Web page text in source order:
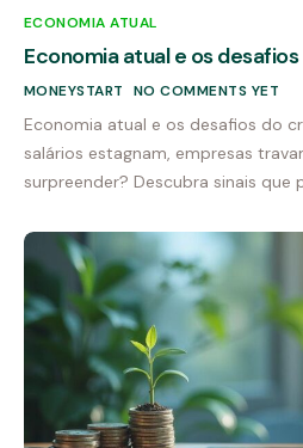
ECONOMIA ATUAL
Economia atual e os
MONEYSTART NO COMMENTS YET
Economia atual e os desafios do
salários estagnam, empresas
surpreender? Descubra sinais que